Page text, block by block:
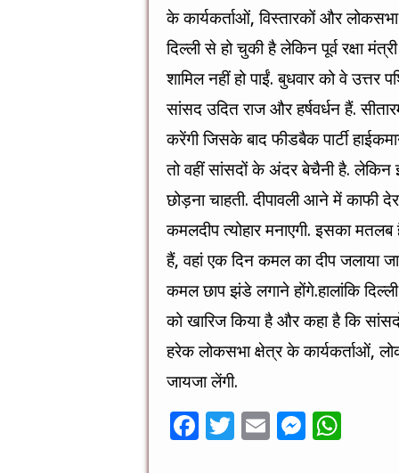
के कार्यकर्ताओं, विस्तारकों और
दिल्ली से हो चुकी है लेकिन पूर्व रक्षा
शामिल नहीं हो पाईं. बुधवार को वे
सांसद उदित राज और हर्षवर्धन हैं.
करेंगी जिसके बाद फीडबैक पार्टी
तो वहीं सांसदों के अंदर बेचैनी है.
छोड़ना चाहती. दीपावली आने में काफी
कमलदीप त्योहार मनाएगी. इसका
हैं, वहां एक दिन कमल का दीप जलाया
कमल छाप झंडे लगाने होंगे.हालांकि दिल्ली
को खारिज किया है और कहा है कि
हरेक लोकसभा क्षेत्र के कार्यकर्ताओं,
जायजा लेंगी.
F
T
E
M